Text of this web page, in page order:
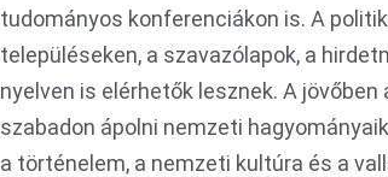
tudományos konferenciákon is. A
településeken, a szavazólapok, a
nyelven is elérhetők lesznek. A
szabadon ápolni nemzeti
a történelem, a nemzeti kultúra és a